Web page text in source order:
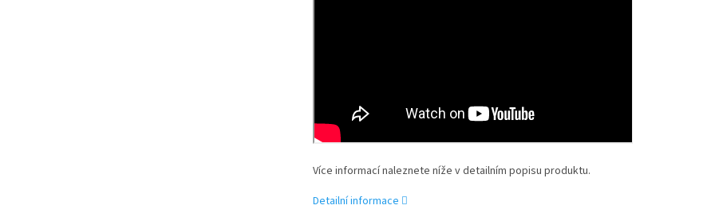
Více informací naleznete níže v detailním popisu produktu.
Detailní informace